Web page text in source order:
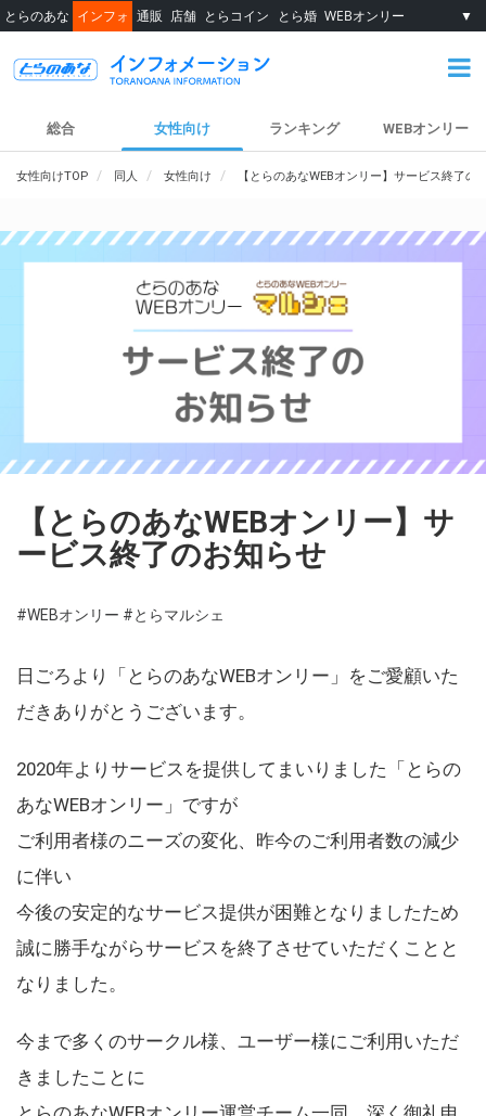
とらのあな インフォ 通販 店舗 とらコイン とら婚 WEBオンリー ▼
総合 女性向け ランキング WEBオンリー
女性向けTOP 同人 女性向け 【とらのあなWEBオンリー】サービス終了の
【とらのあなWEBオンリー】サ
ービス終了のお知らせ
#WEBオンリー #とらマルシェ
日ごろより「とらのあなWEBオンリー」をご愛顧いた
だきありがとうございます。
2020年よりサービスを提供してまいりました「とらの
あなWEBオンリー」ですが
ご利用者様のニーズの変化、昨今のご利用者数の減少
に伴い
今後の安定的なサービス提供が困難となりましたため
誠に勝手ながらサービスを終了させていただくことと
なりました。
今まで多くのサークル様、ユーザー様にご利用いただ
きましたことに